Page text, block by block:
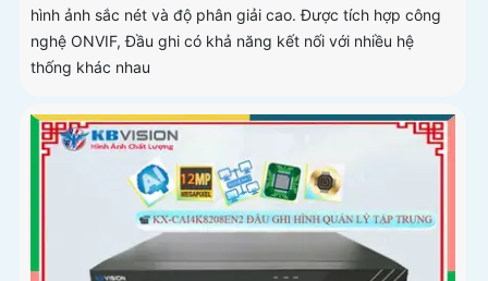
hình ảnh sắc nét và độ phân giải cao. Được tích hợp công
nghệ ONVIF, Đầu ghi có khả năng kết nối với nhiều hệ
thống khác nhau